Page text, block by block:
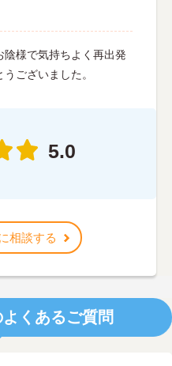
様で気持ちよく再出発
ございました。
5.0
相談する
くあるご質問